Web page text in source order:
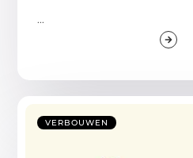
...
VERBOUWEN